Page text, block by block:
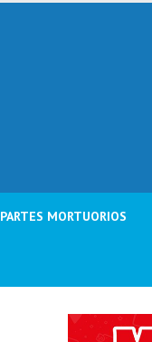
PARTES MORTUORIOS